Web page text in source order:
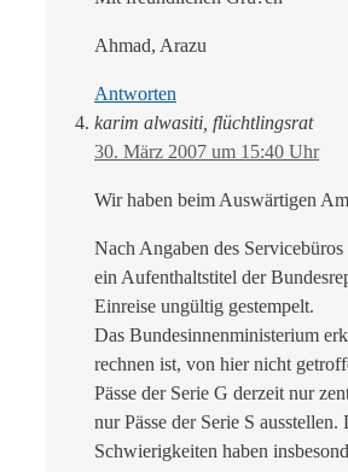
Ahmad, Arazu
Antworten
karim alwasiti, flüchtlingsrat
30. März 2007 um 15:40 Uhr
Wir haben beim Auswärtigen
Nach Angaben des
ein Aufenthaltstitel der
Einreise ungültig gestempelt.
Das Bundesinnenministerium
rechnen ist, von hier nicht
Pässe der Serie G derzeit nur
nur Pässe der Serie S
Schwierigkeiten haben